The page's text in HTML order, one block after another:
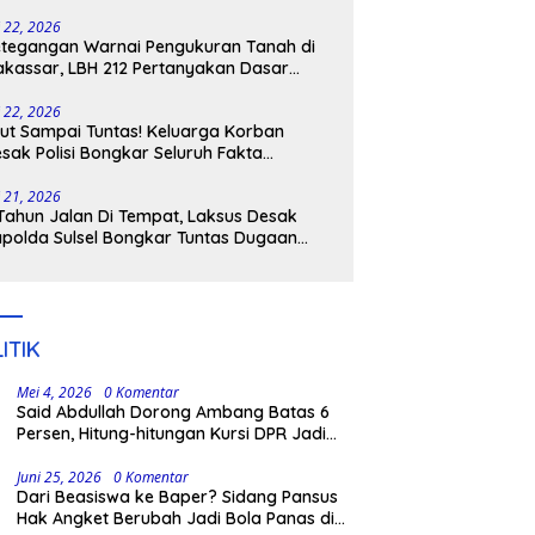
22, 2026
Warnai Pengukuran Tanah di
LBH 212 Pertanyakan Dasar
22, 2026
Sampai Tuntas! Keluarga Korban
Polisi Bongkar Seluruh Fakta
21, 2026
Jalan Di Tempat, Laksus Desak
Sulsel Bongkar Tuntas Dugaan
Mei 4, 2026 0 Komentar
Said Abdullah Dorong Ambang Batas 6
Persen, Hitung-hitungan Kursi DPR Jadi
Juni 25, 2026 0 Komentar
Dari Beasiswa ke Baper? Sidang Pansus
Hak Angket Berubah Jadi Bola Panas di